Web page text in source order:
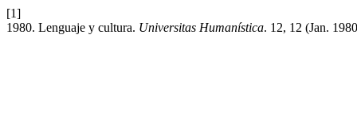
[1]
1980. Lenguaje y cultura. Universitas Humanística. 12, 12 (Jan.